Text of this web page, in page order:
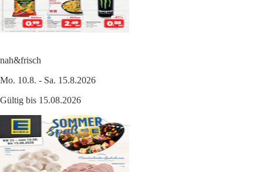
nah&frisch
Mo. 10.8. - Sa. 15.8.2026
Gültig bis 15.08.2026